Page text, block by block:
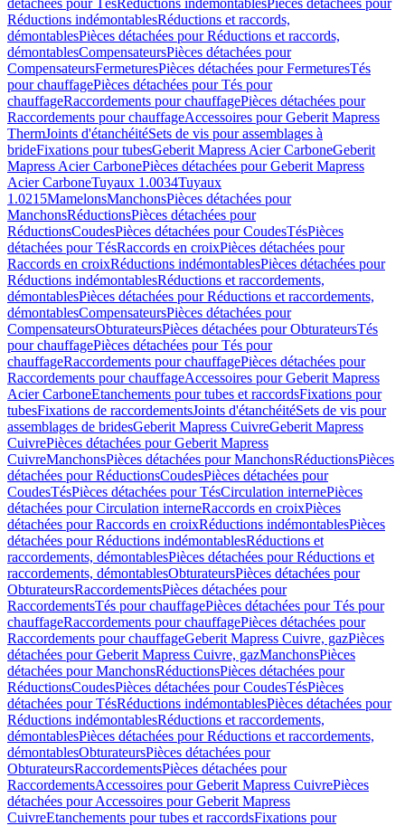
détachées pour TésRéductions indémontablesPièces détachées pour
Réductions indémontablesRéductions et raccords,
démontablesPièces détachées pour Réductions et raccords,
démontablesCompensateursPièces détachées pour
CompensateursFermeturesPièces détachées pour FermeturesTés
pour chauffagePièces détachées pour Tés pour
chauffageRaccordements pour chauffagePièces détachées pour
Raccordements pour chauffageAccessoires pour Geberit Mapress
ThermJoints d'étanchéitéSets de vis pour assemblages à
brideFixations pour tubesGeberit Mapress Acier CarboneGeberit
Mapress Acier CarbonePièces détachées pour Geberit Mapress
Acier CarboneTuyaux 1.0034Tuyaux
1.0215MamelonsManchonsPièces détachées pour
ManchonsRéductionsPièces détachées pour
RéductionsCoudesPièces détachées pour CoudesTésPièces
détachées pour TésRaccords en croixPièces détachées pour
Raccords en croixRéductions indémontablesPièces détachées pour
Réductions indémontablesRéductions et raccordements,
démontablesPièces détachées pour Réductions et raccordements,
démontablesCompensateursPièces détachées pour
CompensateursObturateursPièces détachées pour ObturateursTés
pour chauffagePièces détachées pour Tés pour
chauffageRaccordements pour chauffagePièces détachées pour
Raccordements pour chauffageAccessoires pour Geberit Mapress
Acier CarboneEtanchements pour tubes et raccordsFixations pour
tubesFixations de raccordementsJoints d'étanchéitéSets de vis pour
assemblages de bridesGeberit Mapress CuivreGeberit Mapress
CuivrePièces détachées pour Geberit Mapress
CuivreManchonsPièces détachées pour ManchonsRéductionsPièces
détachées pour RéductionsCoudesPièces détachées pour
CoudesTésPièces détachées pour TésCirculation internePièces
détachées pour Circulation interneRaccords en croixPièces
détachées pour Raccords en croixRéductions indémontablesPièces
détachées pour Réductions indémontablesRéductions et
raccordements, démontablesPièces détachées pour Réductions et
raccordements, démontablesObturateursPièces détachées pour
ObturateursRaccordementsPièces détachées pour
RaccordementsTés pour chauffagePièces détachées pour Tés pour
chauffageRaccordements pour chauffagePièces détachées pour
Raccordements pour chauffageGeberit Mapress Cuivre, gazPièces
détachées pour Geberit Mapress Cuivre, gazManchonsPièces
détachées pour ManchonsRéductionsPièces détachées pour
RéductionsCoudesPièces détachées pour CoudesTésPièces
détachées pour TésRéductions indémontablesPièces détachées pour
Réductions indémontablesRéductions et raccordements,
démontablesPièces détachées pour Réductions et raccordements,
démontablesObturateursPièces détachées pour
ObturateursRaccordementsPièces détachées pour
RaccordementsAccessoires pour Geberit Mapress CuivrePièces
détachées pour Accessoires pour Geberit Mapress
CuivreEtanchements pour tubes et raccordsFixations pour